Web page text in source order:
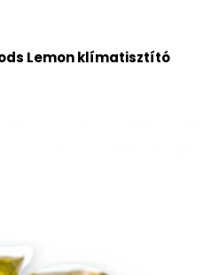
Lemon klímatisztító